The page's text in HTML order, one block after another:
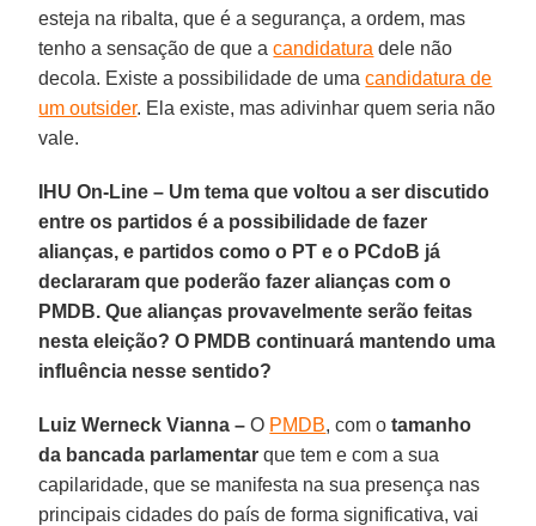
esteja na ribalta, que é a segurança, a ordem, mas
tenho a sensação de que acandidatura dele não
decola. Existe a possibilidade de umacandidatura de
um outsider. Ela existe, mas adivinhar quem seria não
vale.
IHU On-Line – Um tema que voltou a ser discutido
entre os partidos é a possibilidade de fazer
alianças, e partidos como o PT e o PCdoB já
declararam que poderão fazer alianças com o
PMDB. Que alianças provavelmente serão feitas
nesta eleição? O PMDB continuará mantendo uma
influência nesse sentido?
Luiz Werneck Vianna – O PMDB, com otamanho
da bancada parlamentar que tem e com a sua
capilaridade, que se manifesta na sua presença nas
principais cidades do país de forma significativa, vai